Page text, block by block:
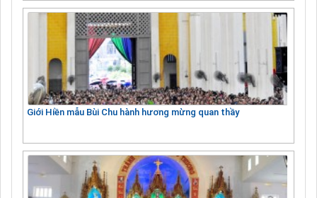
Giới Hiền mẫu Bùi Chu hành hương mừng quan thầy